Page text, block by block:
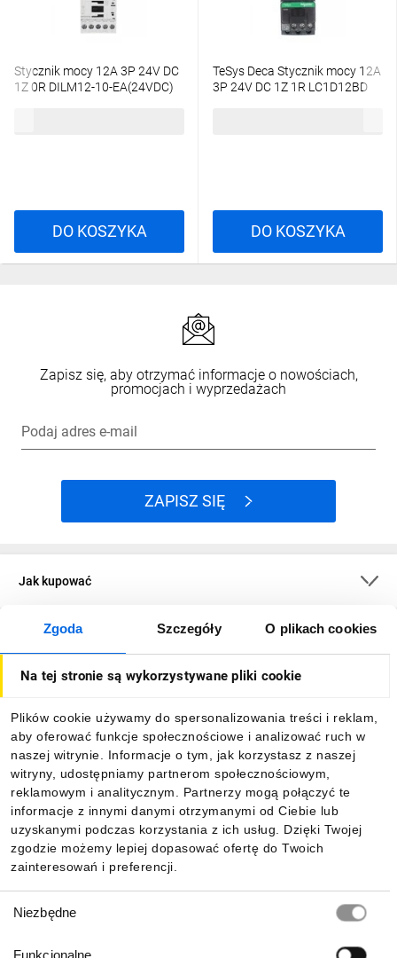
Zgoda Szczegóły O plikach cookies
Na tej stronie są wykorzystywane pliki cookie
Plików cookie używamy do spersonalizowania treści i reklam,
aby oferować funkcje społecznościowe i analizować ruch w
naszej witrynie. Informacje o tym, jak korzystasz z naszej
witryny, udostępniamy partnerom społecznościowym,
reklamowym i analitycznym. Partnerzy mogą połączyć te
informacje z innymi danymi otrzymanymi od Ciebie lub
uzyskanymi podczas korzystania z ich usług. Dzięki Twojej
zgodzie możemy lepiej dopasować ofertę do Twoich
zainteresowań i preferencji.
zgody
Niezbędne
Funkcjonalne
Stycznik mocy 12A 3P 24V DC
1Z 0R DILM12-10-EA(24VDC)
DO KOSZYKA
TeSys Deca Stycznik mocy 12A
3P 24V DC 1Z 1R LC1D12BD
DO KOSZYKA
Zapisz się, aby otrzymać informacje o nowościach,
promocjach i wyprzedażach
Podaj adres e-mail
ZAPISZ SIĘ
Jak kupować
O firmie
Informacje
Pobierz naszą aplikację mobilną: